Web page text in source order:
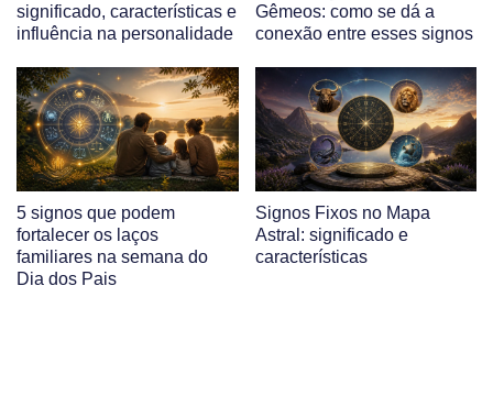
significado, características e
influência na personalidade
Gêmeos: como se dá a
conexão entre esses signos
5 signos que podem
fortalecer os laços
familiares na semana do
Dia dos Pais
Signos Fixos no Mapa
Astral: significado e
características